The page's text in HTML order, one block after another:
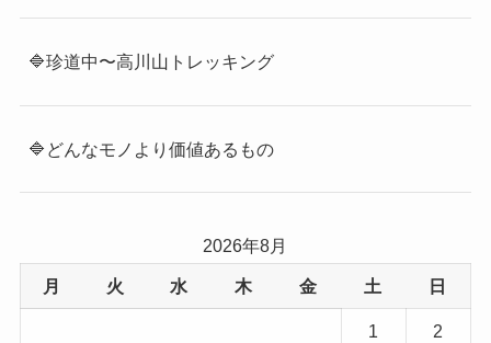
🔷珍道中〜高川山トレッキング
🔷どんなモノより価値あるもの
2026年8月
月 火 水 木 金 土 日
1 2